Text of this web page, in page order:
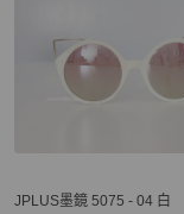
JPLUS墨鏡 5075 - 04 白